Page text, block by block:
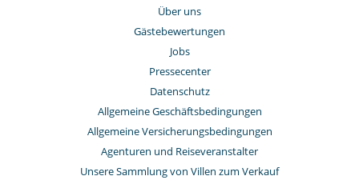
Über uns
Gästebewertungen
Jobs
Pressecenter
Datenschutz
Allgemeine Geschäftsbedingungen
Allgemeine Versicherungsbedingungen
Agenturen und Reiseveranstalter
Unsere Sammlung von Villen zum Verkauf